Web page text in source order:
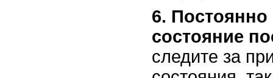
6. Постоянно
состояние
следите за